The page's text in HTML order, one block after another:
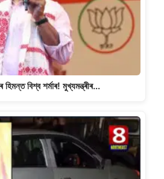
হিমন্ত বিশ্ব শৰ্মাৰ! মুখ্যমন্ত্ৰীৰ…